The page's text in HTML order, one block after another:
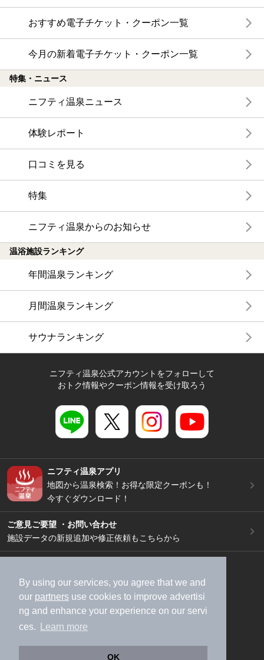
By using our services, you agree that we and
our partners use cookies to improve advertisi
ng and enhance your experience on our servi
ces.
Learn more
OK
おすすめ電子チケット・クーポン一覧
今月の新着電子チケット・クーポン一覧
特集・ニュース
ニフティ温泉ニュース
体験レポート
口コミを見る
特集
ニフティ温泉からのお知らせ
温浴施設ランキング
年間温泉ランキング
月間温泉ランキング
サウナランキング
ニフティ温泉公式アカウントをフォローして
おトク情報やクーポン情報を受け取ろう
ニフティ温泉アプリ
地図から温泉検索！お得な限定クーポンも！
今すぐダウンロード！
ご意見ご要望 ・お問い合わせ
施設データの新規追加や修正依頼もこちらから
加盟店募集（資料請求）
広告出稿のご案内
利用規約
ライフスタイルMEMBERS+規約
特定商取引法に基づく表記
ヘルプ
採用情報
運営会社